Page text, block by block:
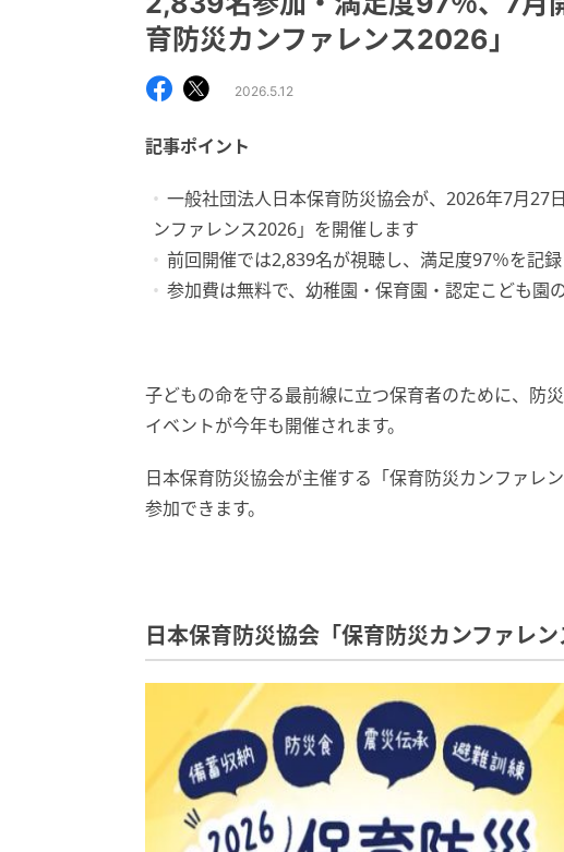
育防災カンファレンス2026」
2026.5.12
記事ポイント
一般社団法人日本保育防災協会が、2026年7月27
ンファレンス2026」を開催します
前回開催では2,839名が視聴し、満足度97％を記
参加費は無料で、幼稚園・保育園・認定こども園
子どもの命を守る最前線に立つ保育者のために、防
イベントが今年も開催されます。
日本保育防災協会が主催する「保育防災カンファレ
参加できます。
日本保育防災協会「保育防災カンファレン